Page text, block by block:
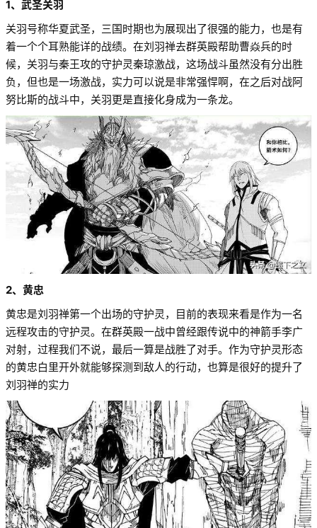
1、武圣关羽
关羽号称华夏武圣，三国时期也为展现出了很强的能力，也是有
着一个个耳熟能详的战绩。在刘羽禅去群英殿帮助曹焱兵的时
候，关羽与秦王攻的守护灵秦琼激战，这场战斗虽然没有分出胜
负，但也是一场激战，实力可以说是非常强悍啊，在之后对战阿
努比斯的战斗中，关羽更是直接化身成为一条龙。
2、黄忠
黄忠是刘羽禅第一个出场的守护灵，目前的表现来看是作为一名
远程攻击的守护灵。在群英殿一战中曾经跟传说中的神箭手李广
对射，过程我们不说，最后一算是战胜了对手。作为守护灵形态
的黄忠白里开外就能够探测到敌人的行动，也算是很好的提升了
刘羽禅的实力